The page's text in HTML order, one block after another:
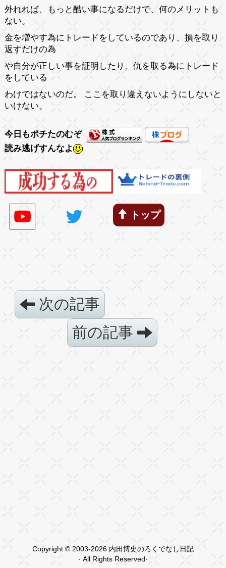
外れれば、もっと酷い事になるだけで、何のメリットも
ない。
金を増やす為にトレードをしているのであり、損を取り
返すだけの為
や自分が正しい事を証明したり、仇を取る為にトレード
をしている
わけではないのだ。 ここを取り違えないようにしないと
いけない。
今日もポチたのむぞ
読み逃げすんなよ
トップ
次の記事
前の記事
Copyright © 2003-2026 内田博史のろくでなし日記
· All Rights Reserved·